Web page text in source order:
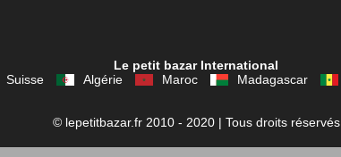
Le petit bazar International
Suisse Algérie Maroc Madagascar
© lepetitbazar.fr 2010 - 2020 | Tous droits réservés